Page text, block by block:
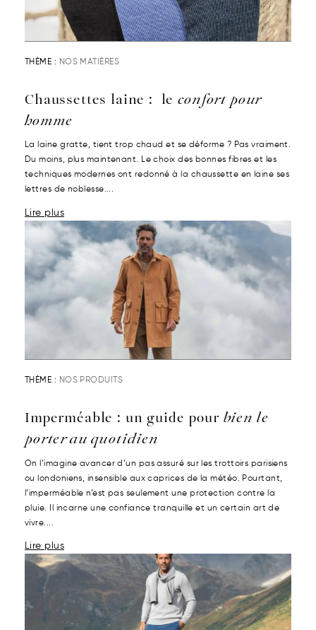
THÈME : NOS MATIÈRES
Chaussettes laine : leconfort pour
homme
La laine gratte, tient trop chaud et se déforme ? Pas vraiment.
Du moins, plus maintenant. Le choix des bonnes fibres et les
techniques modernes ont redonné à la chaussette en laine ses
lettres de noblesse....
Lire plus
THÈME : NOS PRODUITS
Imperméable : un guide pour bien le
porter au quotidien
On l’imagine avancer d’un pas assuré sur les trottoirs parisiens
ou londoniens, insensible aux caprices de la météo. Pourtant,
l’imperméable n’est pas seulement une protection contre la
pluie. Il incarne une confiance tranquille et un certain art de
vivre....
Lire plus